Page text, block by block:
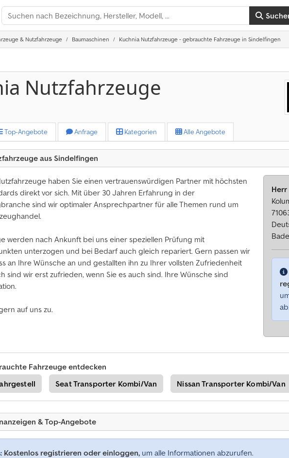
& Nutzfahrzeuge Baumaschinen Kuchnia Nutzfahrzeuge - gebrauchte Fahrzeuge in Sindelfingen
Nutzfahrzeuge
Top-Angebote Anfrage Kategorien Alle Angebote
aus Sindelfingen
haben Sie einen vertrauenswürdigen Partner mit höchsten
direkt vor sich. Mit über 30 Jahren Erfahrung in der
sind wir optimaler Ansprechpartner für alle Themen rund um
werden nach Ankunft bei uns einer speziellen Prüfung mit
unterzogen und bei Bedarf auch gleich repariert. Gern passen wir
an Ihre Wünsche an und gestallten ihn zu Ihrer vollsten Zufriedenheit
sind wir erst zufrieden, wenn Sie es auch sind. Ihre Wünsche sind
auf uns zu.
Herr
Fahrzeuge entdecken
Seat Transporter Kombi/Van Nissan Transporter Kombi/Van
& Top-Angebote
Kostenlos registrieren oder einloggen, um alle Informationen abzurufen.